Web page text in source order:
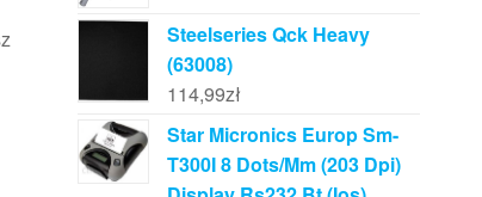
Steelseries Qck Heavy
(63008)
114,99zł
Star Micronics Europ Sm-
T300I 8 Dots/Mm (203 Dpi)